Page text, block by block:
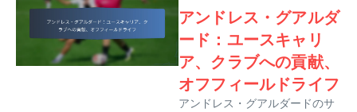
アンドレス・グアルダ
ード：ユースキャリ
ア、クラブへの貢献、
オフフィールドライフ
アンドレス・グアルダードのサ